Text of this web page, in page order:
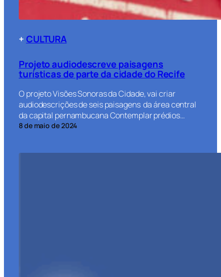
+CULTURA
Projeto audiodescreve paisagens
turísticas de parte da cidade do Recife
O projeto Visões Sonoras da Cidade, vai criar
audiodescrições de seis paisagens da área central
da capital pernambucana Contemplar prédios…
8 de maio de 2024